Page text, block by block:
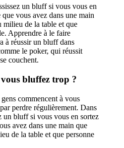
un bluff si vous vous en
vous avez dans une main
milieu de la table et que
Apprendre à le faire
à réussir un bluff dans
le poker, qui réussit
couchent.
vous bluffez trop ?
commencent à vous
perdre régulièrement. Dans
un bluff si vous vous en sortez
avez dans une main que
de la table et que personne